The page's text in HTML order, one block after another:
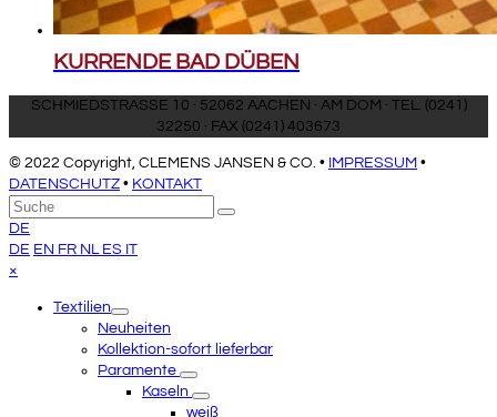
KURRENDE BAD DÜBEN
SCHMIEDSTRASSE 10 · 52062 AACHEN · AM DOM · TEL. (0241)
32250 · FAX (0241) 403673
© 2022 Copyright, CLEMENS JANSEN & CO. • IMPRESSUM •
DATENSCHUTZ • KONTAKT
An
den
Anfang
scrollen
Suche
Senden
DE
DE EN FR NL ES IT
×
menuTextilien
Neuheiten
Kollektion-sofort lieferbar
Paramente
Kaseln
weiß